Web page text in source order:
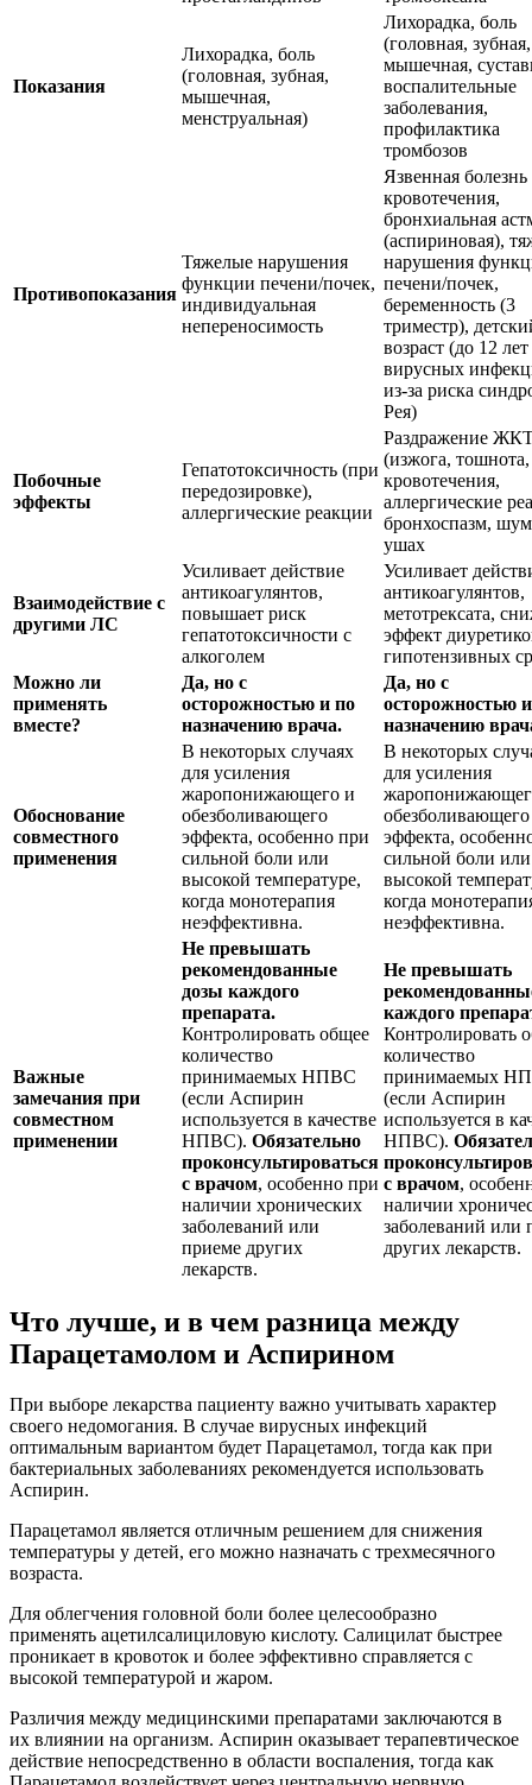
Показания
Лихорадка, боль
(головная, зубная,
мышечная,
менструальная)
Лихорадка, боль
(головная, зубная,
мышечная,
воспалительные
заболевания,
профилактика
тромбозов
Противопоказания
Тяжелые нарушения
функции печени/почек,
индивидуальная
непереносимость
Язвенная
кровотечения,
бронхиальная
(аспириновая),
нарушения
печени/почек,
беременность (3
триместр),
возраст (до 12
вирусных
из-за риска
Рея)
Побочные
эффекты
Гепатотоксичность (при
передозировке),
аллергические реакции
Раздражение
(изжога,
кровотечения,
аллергические
бронхоспазм,
ушах
Взаимодействие с
другими ЛС
Усиливает действие
антикоагулянтов,
повышает риск
гепатотоксичности с
алкоголем
Усиливает
антикоагулянтов,
метотрексата,
эффект
гипотензивных
Можно ли
применять
вместе?
Да, но с
осторожностью и по
назначению врача.
Да, но с
осторожностью
назначению
Обоснование
совместного
применения
В некоторых случаях
для усиления
жаропонижающего и
обезболивающего
эффекта, особенно при
сильной боли или
высокой температуре,
когда монотерапия
неэффективна.
В некоторых
для усиления
обезболивающего
эффекта,
сильной боли или
высокой
когда
неэффективна.
Важные
замечания при
совместном
применении
Не превышать
рекомендованные
дозы каждого
препарата.
Контролировать общее
количество
принимаемых НПВС
(если Аспирин
используется в качестве
НПВС). Обязательно
проконсультироваться
с врачом, особенно при
наличии хронических
заболеваний или
приеме других
лекарств.
Не превышать
каждого
Контролировать
количество
принимаемых
(если Аспирин
используется в
НПВС).
с врачом,
наличии
заболеваний или
других лекарств.
Что лучше, и в чем разница между
Парацетамолом и Аспирином
При выборе лекарства пациенту важно учитывать характер
своего недомогания. В случае вирусных инфекций
оптимальным вариантом будет Парацетамол, тогда как при
бактериальных заболеваниях рекомендуется использовать
Аспирин.
Парацетамол является отличным решением для снижения
температуры у детей, его можно назначать с трехмесячного
возраста.
Для облегчения головной боли более целесообразно
применять ацетилсалициловую кислоту. Салицилат быстрее
проникает в кровоток и более эффективно справляется с
высокой температурой и жаром.
Различия между медицинскими препаратами заключаются в
их влиянии на организм. Аспирин оказывает терапевтическое
действие непосредственно в области воспаления, тогда как